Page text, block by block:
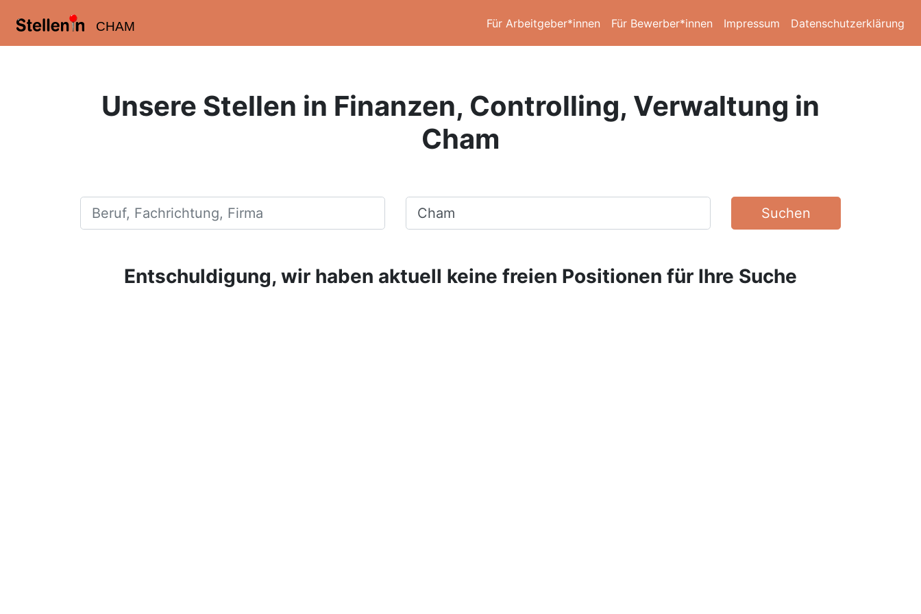
CHAM Für Arbeitgeber*innen Für Bewerber*innen Impressum Datenschutzerklärung
Unsere Stellen in Finanzen, Controlling, Verwaltung in
Cham
Beruf, Fachrichtung, Firma Ort, Stadt Suchen
Entschuldigung, wir haben aktuell keine freien Positionen für Ihre Suche